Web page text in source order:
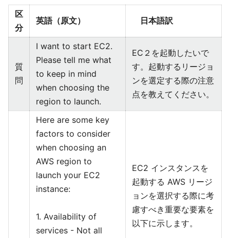
区
分
英語（原文） 日本語訳
質
問
I want to start EC2.
Please tell me what
to keep in mind
when choosing the
region to launch.
EC２を起動したいで
す。起動するリージョ
ンを選定する際の注意
点を教えてください。
Here are some key
factors to consider
when choosing an
AWS region to
launch your EC2
instance:
1. Availability of
services - Not all
EC2 インスタンスを
起動する AWS リージ
ョンを選択する際に考
慮すべき重要な要素を
以下に示します。